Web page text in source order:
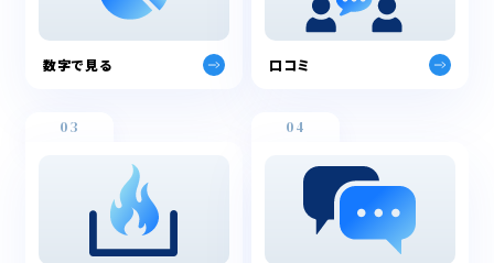
数字で見る 口コミ
03 04